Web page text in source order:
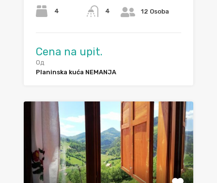
4 4 12 Osoba
Cena na upit.
Од
Planinska kuća NEMANJA